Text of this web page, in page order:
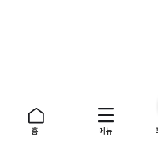
홈 메뉴